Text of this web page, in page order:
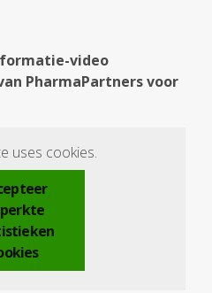
video
PharmaPartners voor
uses cookies.